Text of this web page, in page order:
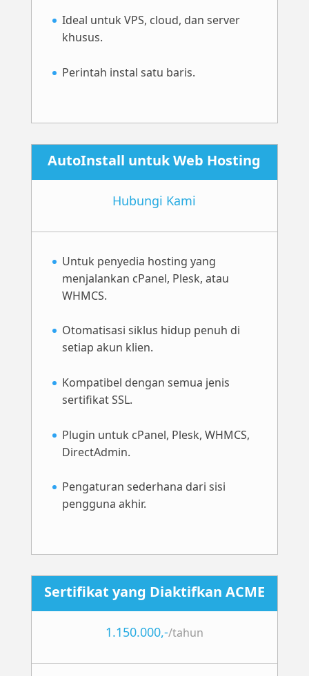
Ideal untuk VPS, cloud, dan server
khusus.
Perintah instal satu baris.
AutoInstall untuk Web Hosting
Hubungi Kami
Untuk penyedia hosting yang
menjalankan cPanel, Plesk, atau
WHMCS.
Otomatisasi siklus hidup penuh di
setiap akun klien.
Kompatibel dengan semua jenis
sertifikat SSL.
Plugin untuk cPanel, Plesk, WHMCS,
DirectAdmin.
Pengaturan sederhana dari sisi
pengguna akhir.
Sertifikat yang Diaktifkan ACME
1.150.000,-/tahun